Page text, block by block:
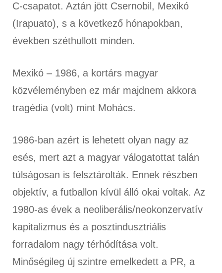
C-csapatot. Aztán jött Csernobil, Mexikó
(Irapuato), s a következő hónapokban,
években széthullott minden.
Mexikó – 1986, a kortárs magyar
közvéleményben ez már majdnem akkora
tragédia (volt) mint Mohács.
1986-ban azért is lehetett olyan nagy az
esés, mert azt a magyar válogatottat talán
túlságosan is felsztárolták. Ennek részben
objektív, a futballon kívül álló okai voltak. Az
1980-as évek a neoliberális/neokonzervatív
kapitalizmus és a posztindusztriális
forradalom nagy térhódítása volt.
Minőségileg új szintre emelkedett a PR, a